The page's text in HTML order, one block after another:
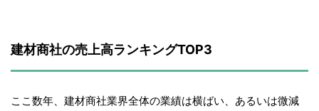
建材商社の売上高ランキングTOP3
ここ数年、建材商社業界全体の業績は横ばい、あるいは微減